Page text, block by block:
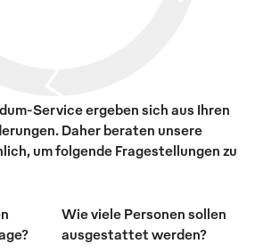
Service ergeben sich aus Ihren
Daher beraten unsere
um folgende Fragestellungen zu
Wie viele Personen sollen
ausgestattet werden?